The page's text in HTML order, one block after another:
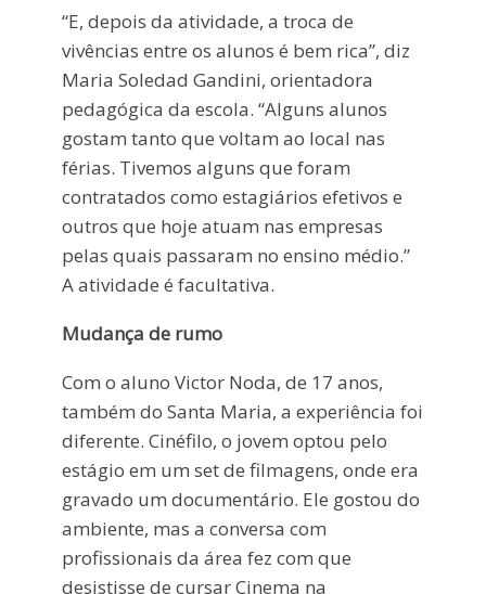
“E, depois da atividade, a troca de
vivências entre os alunos é bem rica”, diz
Maria Soledad Gandini, orientadora
pedagógica da escola. “Alguns alunos
gostam tanto que voltam ao local nas
férias. Tivemos alguns que foram
contratados como estagiários efetivos e
outros que hoje atuam nas empresas
pelas quais passaram no ensino médio.”
A atividade é facultativa.
Mudança de rumo
Com o aluno Victor Noda, de 17 anos,
também do Santa Maria, a experiência foi
diferente. Cinéfilo, o jovem optou pelo
estágio em um set de filmagens, onde era
gravado um documentário. Ele gostou do
ambiente, mas a conversa com
profissionais da área fez com que
desistisse de cursar Cinema na